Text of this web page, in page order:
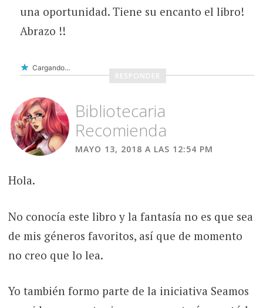
una oportunidad. Tiene su encanto el libro!
Abrazo !!
Cargando...
RESPONDER
Bibliotecaria
Recomienda
MAYO 13, 2018 A LAS 12:54 PM
Hola.
No conocía este libro y la fantasía no es que sea
de mis géneros favoritos, así que de momento
no creo que lo lea.
Yo también formo parte de la iniciativa Seamos